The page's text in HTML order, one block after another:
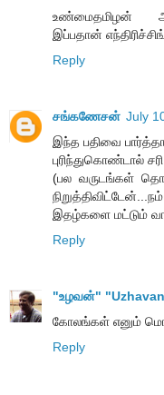
உண்மைதமிழன்
இப்பதான்
Reply
சங்கணேசன் July
இந்த பதிவை
புரிந்துகொண்டால்
(பல வருடங்கள்
இதழ்களை மட்டும்
Reply
"உழவன்"
கோலங்கள் எனும்
Reply